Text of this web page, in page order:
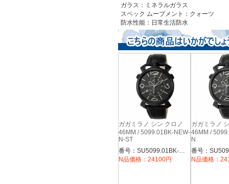
ガラス：ミネラルガラス
スペック ムーブメント：クォーツ
防水性能：日常生活防水
ガガミラノ シン クロノ
46MM / 5099.01BK-NEW-
N-ST
番号：SU5099.01BK-NEW-N-ST
N品価格：24100円
ガガミラノ
46MM /
N
N品価格：